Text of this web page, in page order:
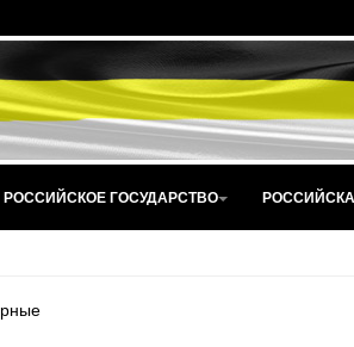
РОССИЙСКОЕ ГОСУДАРСТВО